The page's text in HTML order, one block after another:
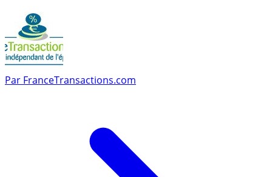
Par FranceTransactions.com